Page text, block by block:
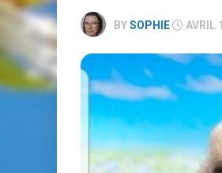
BYSOPHIE AVRIL